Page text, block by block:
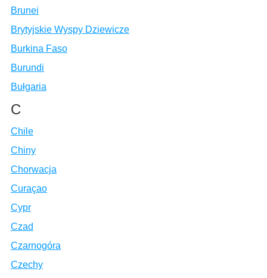
Brunei
Brytyjskie Wyspy Dziewicze
Burkina Faso
Burundi
Bułgaria
C
Chile
Chiny
Chorwacja
Curaçao
Cypr
Czad
Czarnogóra
Czechy